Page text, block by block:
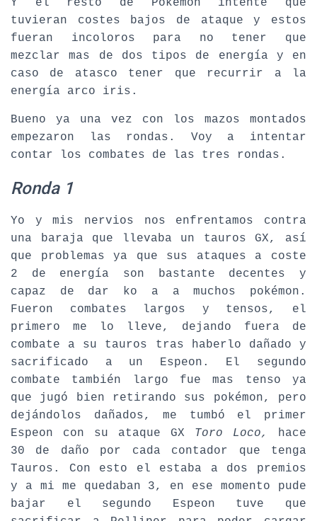
Y el resto de Pokémon intenté que
tuvieran costes bajos de ataque y estos
fueran incoloros para no tener que
mezclar mas de dos tipos de energía y en
caso de atasco tener que recurrir a la
energía arco iris.
Bueno ya una vez con los mazos montados
empezaron las rondas. Voy a intentar
contar los combates de las tres rondas.
Ronda 1
Yo y mis nervios nos enfrentamos contra
una baraja que llevaba un tauros GX, así
que problemas ya que sus ataques a coste
2 de energía son bastante decentes y
capaz de dar ko a a muchos pokémon.
Fueron combates largos y tensos, el
primero me lo lleve, dejando fuera de
combate a su tauros tras haberlo dañado y
sacrificado a un Espeon. El segundo
combate también largo fue mas tenso ya
que jugó bien retirando sus pokémon, pero
dejándolos dañados, me tumbó el primer
Espeon con su ataque GX Toro Loco,
hace
30 de daño por cada contador que tenga
Tauros. Con esto el estaba a dos premios
y a mi me quedaban 3, en ese momento pude
bajar el segundo Espeon tuve que